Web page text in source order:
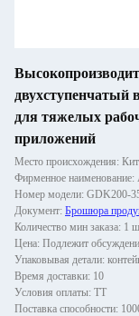
двухступенчатый
для тяжелых
приложений
Место происхождения:
Фирменное наименование:
Номер модели: GDK200-
Документ: Брошюра
Количество мин заказа: 1
Цена: Подлежит
Упаковывая детали:
Время доставки: 10
Условия оплаты: ТТ
Поставка способности: